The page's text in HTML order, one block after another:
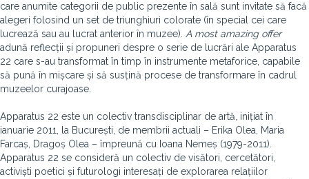
care anumite categorii de public prezente în sală sunt invitate să facă
alegeri folosind un set de triunghiuri colorate (în special cei care
lucrează sau au lucrat anterior în muzee). A most amazing offer
adună reflecții și propuneri despre o serie de lucrări ale Apparatus
22 care s-au transformat în timp în instrumente metaforice, capabile
să pună în mișcare și să susțină procese de transformare în cadrul
muzeelor curajoase.
Apparatus 22 este un colectiv transdisciplinar de artă, inițiat în
ianuarie 2011, la București, de membrii actuali – Erika Olea, Maria
Farcaș, Dragoș Olea – împreună cu Ioana Nemeș (1979-2011).
Apparatus 22 se consideră un colectiv de visători, cercetători,
activiști poetici și futurologi interesați de explorarea relațiilor